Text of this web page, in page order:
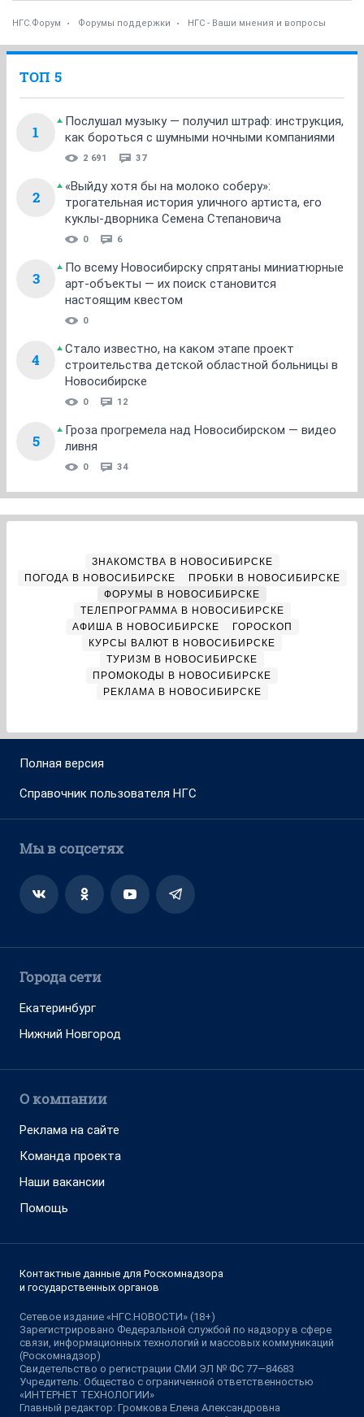
НГС.Форум Форумы поддержки НГС - Ваши мнения и вопросы
ТОП 5
1
Послушал музыку — получил штраф: инструкция,
как бороться с шумными ночными компаниями
2 691 37
2
«Выйду хотя бы на молоко соберу»:
трогательная история уличного артиста, его
куклы-дворника Семена Степановича
0 6
3
По всему Новосибирску спрятаны миниатюрные
арт-объекты — их поиск становится
настоящим квестом
0
4
Стало известно, на каком этапе проект
строительства детской областной больницы в
Новосибирске
0 12
5
Гроза прогремела над Новосибирском — видео
ливня
0 34
ЗНАКОМСТВА В НОВОСИБИРСКЕ
ПОГОДА В НОВОСИБИРСКЕ
ПРОБКИ В НОВОСИБИРСКЕ
ФОРУМЫ В НОВОСИБИРСКЕ
ТЕЛЕПРОГРАММА В НОВОСИБИРСКЕ
АФИША В НОВОСИБИРСКЕ
ГОРОСКОП
КУРСЫ ВАЛЮТ В НОВОСИБИРСКЕ
ТУРИЗМ В НОВОСИБИРСКЕ
ПРОМОКОДЫ В НОВОСИБИРСКЕ
РЕКЛАМА В НОВОСИБИРСКЕ
Полная версия
Справочник пользователя НГС
Мы в соцсетях
Города сети
Екатеринбург
Нижний Новгород
О компании
Реклама на сайте
Команда проекта
Наши вакансии
Помощь
Контактные данные для Роскомнадзора
и государственных органов
Сетевое издание «НГС.НОВОСТИ» (18+)
Зарегистрировано Федеральной службой по надзору в сфере
связи, информационных технологий и массовых коммуникаций
(Роскомнадзор)
Свидетельство о регистрации СМИ ЭЛ № ФС 77—84683
Учредитель: Общество с ограниченной ответственностью
«ИНТЕРНЕТ ТЕХНОЛОГИИ»
Главный редактор: Громкова Елена Александровна